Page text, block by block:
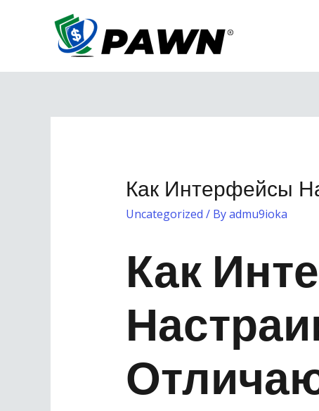
Как Интерфейсы
Uncategorized / Byadmu9ioka
Как